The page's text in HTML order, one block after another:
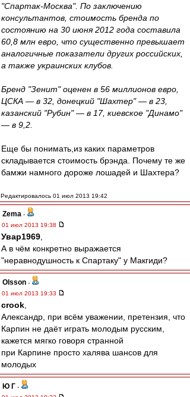
"Спартак-Москва". По заключению
консультантов, стоимость бренда по
состоянию на 30 июня 2012 года составила
60,8 млн евро, что существенно превышает
аналогичные показатели других российских,
а также украинских клубов.
Бренд "Зенит" оценен в 56 миллионов евро,
ЦСКА — в 32, донецкий "Шахтер" — в 23,
казанский "Рубин" — в 17, киевское "Динамо"
— в 9,2.
Еще бы понимать,из каких параметров
складывается стоимость брэнда. Почему те же
бамжи намного дороже лошадей и Шахтера?
Редактировалось 01 июл 2013 19:42
Zema -
01 июл 2013 19:38
Увар1969
А в чём конкретно выражается
"неравнодушность к Спартаку" у Макгиди?
Olsson -
01 июл 2013 19:33
crook
Александр, при всём уважении, претензия, что
Карпин не даёт играть молодым русским,
кажется мягко говоря странной
при Карпине просто халява шансов для
молодых
Ю Г -